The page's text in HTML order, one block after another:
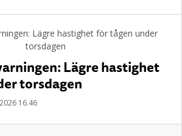
Lägre hastighet
torsdagen
16.46